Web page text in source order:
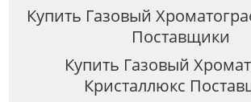
Купить Газовый
Поставщики
Купить Газовый
Кристаллюкс